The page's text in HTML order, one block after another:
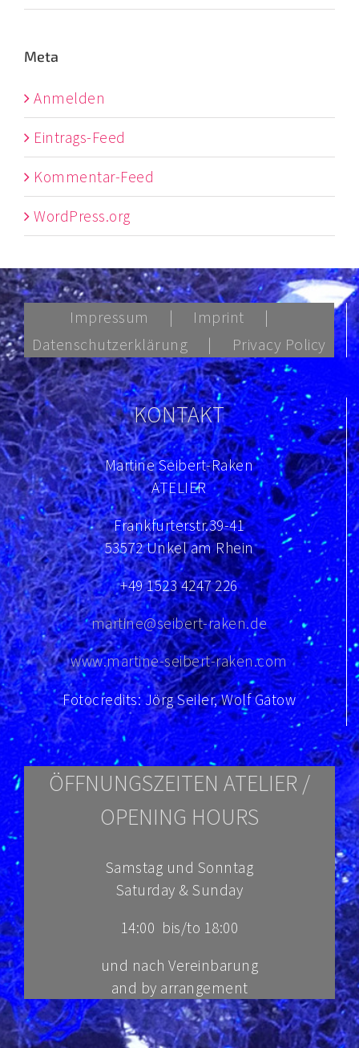
Meta
Anmelden
Eintrags-Feed
Kommentar-Feed
WordPress.org
Impressum
Imprint
Datenschutzerklärung
Privacy Policy
KONTAKT
Martine Seibert-Raken
ATELIER
Frankfurterstr.39-41
53572 Unkel am Rhein
+49 1523 4247 226
martine@seibert-raken.de
www.martine-seibert-raken.com
Fotocredits: Jörg Seiler, Wolf Gatow
ÖFFNUNGSZEITEN ATELIER /
OPENING HOURS
Samstag und Sonntag
Saturday & Sunday
14:00 bis/to 18:00
und nach Vereinbarung
and by arrangement